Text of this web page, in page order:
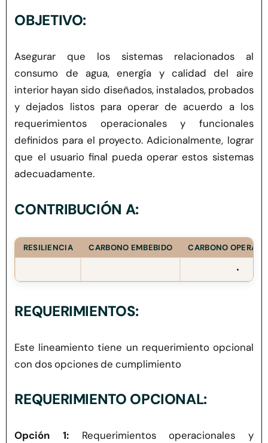
OBJETIVO:
Asegurar que los sistemas relacionados al
consumo de agua, energía y calidad del aire
interior hayan sido diseñados, instalados, probados
y dejados listos para operar de acuerdo a los
requerimientos operacionales y funcionales
definidos para el proyecto. Adicionalmente, lograr
que el usuario final pueda operar estos sistemas
adecuadamente.
CONTRIBUCIÓN A:
RESILIENCIA CARBONO EMBEBIDO CARBONO
•
REQUERIMIENTOS:
Este lineamiento tiene un requerimiento opcional
con dos opciones de cumplimiento
REQUERIMIENTO OPCIONAL:
Opción 1:Requerimientos operacionales y